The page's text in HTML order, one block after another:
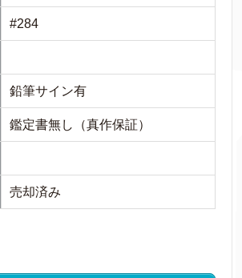
#284
鉛筆サイン有
鑑定書無し（真作保証）
売却済み